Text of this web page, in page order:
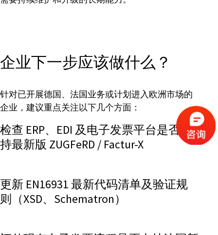
企业下一步应该做什么？
针对已开展德国、法国业务或计划进入欧洲市场的
企业，建议重点关注以下几个方面：
检查 ERP、EDI 及电子发票平台是否支
持最新版 ZUGFeRD / Factur-X
更新 EN16931 最新代码清单及验证规
则（XSD、Schematron）